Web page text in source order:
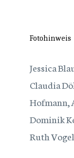
Fotohinweis
Jessica
Claudia
Hofmann,
Dominik
Ruth